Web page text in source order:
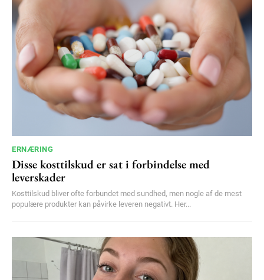
ERNÆRING
Disse kosttilskud er sat i forbindelse med
leverskader
Kosttilskud bliver ofte forbundet med sundhed, men nogle af de mest
populære produkter kan påvirke leveren negativt. Her...